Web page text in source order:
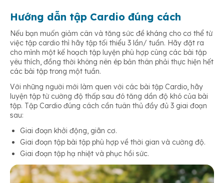
Hướng dẫn tập Cardio đúng cách
Nếu bạn muốn giảm cân và tăng sức đề kháng cho cơ thể từ
việc tập cardio thì hãy tập tối thiểu 3 lần/ tuần. Hãy đặt ra
cho mình một kế hoạch tập luyện phù hợp cùng các bài tập
yêu thích, đồng thời không nên ép bản thân phải thực hiện hết
các bài tập trong một tuần.
Với những người mới làm quen với các bài tập Cardio, hãy
luyện tập từ cường độ thấp sau đó tăng dần độ khó của bài
tập. Tập Cardio đúng cách cần tuân thủ đầy đủ 3 giai đoạn
sau:
Giai đoạn khởi động, giãn cơ.
Giai đoạn tập bài tập phù hợp về thời gian và cường độ.
Giai đoạn tập hạ nhiệt và phục hồi sức.